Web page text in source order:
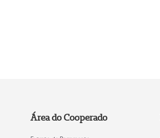
Área do Cooperado